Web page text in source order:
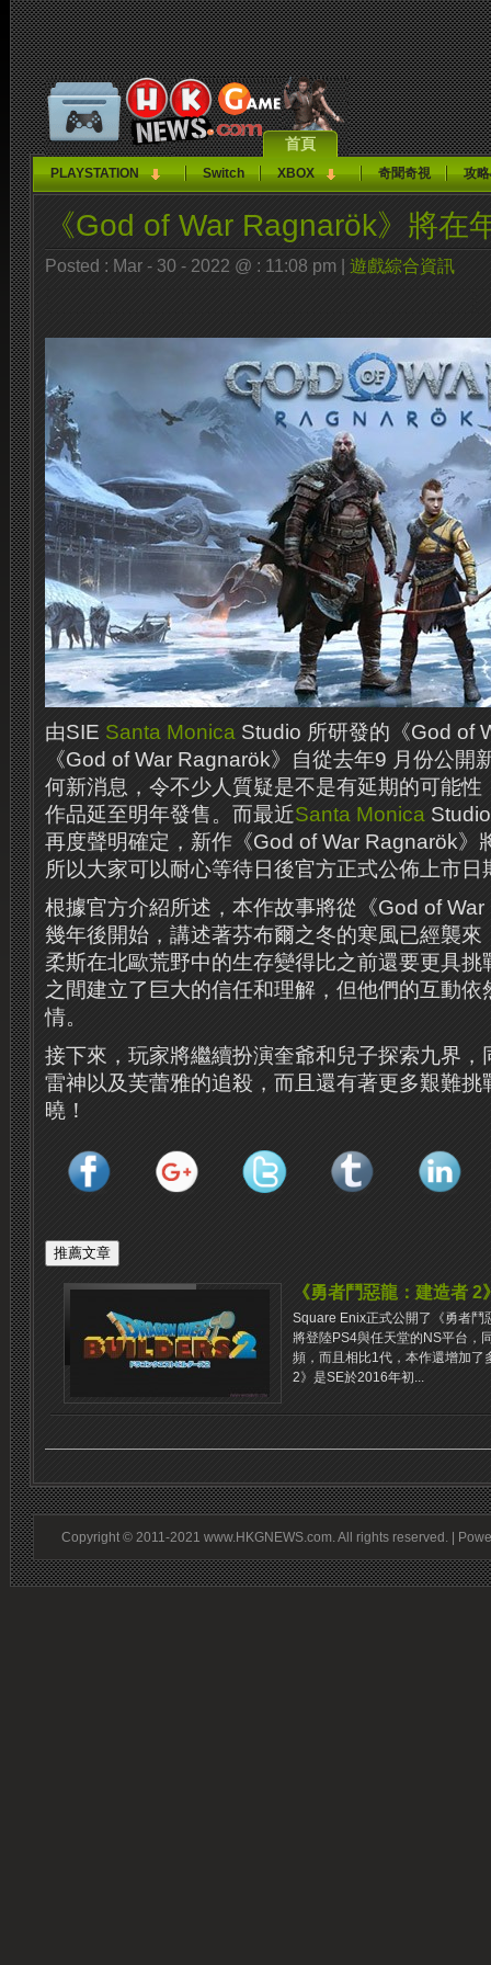
首頁
PLAYSTATION Switch XBOX 奇聞奇視 攻
《God of War Ragnarök》將在
Posted : Mar - 30 - 2022 @ : 11:08 pm | 遊戲綜合資訊
由SIE Santa Monica Studio 所研發的《God of
《God of War Ragnarök》自從去年9 月份公開
何新消息，令不少人質疑是不是有延期的可能性
作品延至明年發售。而最近Santa Monica
再度聲明確定，新作《God of War Ragnarök》
所以大家可以耐心等待日後官方正式公佈上市日
根據官方介紹所述，本作故事將從《God of
幾年後開始，講述著芬布爾之冬的寒風已經襲來
柔斯在北歐荒野中的生存變得比之前還要更具挑
之間建立了巨大的信任和理解，但他們的互動
情。
接下來，玩家將繼續扮演奎爺和兒子探索九界，
雷神以及芙蕾雅的追殺，而且還有著更多艱難挑
曉！
《勇者鬥惡龍：建造者
Square Enix正式公開了《勇者鬥
將登陸PS4與任天堂的NS平台，
頻，而且相比1代，本作還增加了
2》是SE於2016年初...
Copyright © 2011-2021 www.HKGNEWS.com. All rights reserved. |